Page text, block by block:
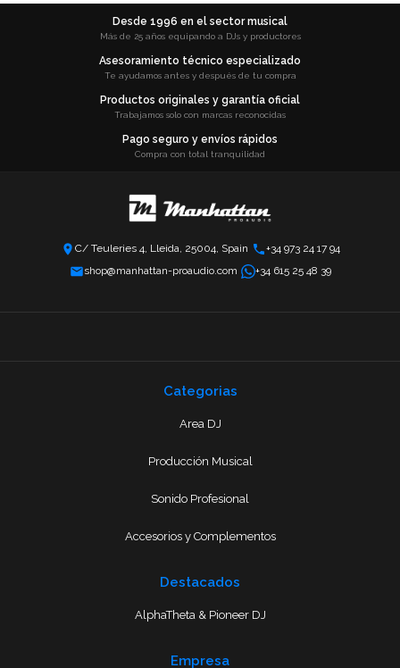
Desde 1996 en el sector musical
Más de 25 años equipando a DJs y productores
Asesoramiento técnico especializado
Te ayudamos antes y después de tu compra
Productos originales y garantía oficial
Trabajamos solo con marcas reconocidas
Pago seguro y envíos rápidos
Compra con total tranquilidad
C/ Teuleries 4, Lleida, 25004, Spain
+34 973 24 17 94
shop@manhattan-proaudio.com
+34 615 25 48 39
Categorias
Area DJ
Producción Musical
Sonido Profesional
Accesorios y Complementos
Destacados
AlphaTheta & Pioneer DJ
Empresa